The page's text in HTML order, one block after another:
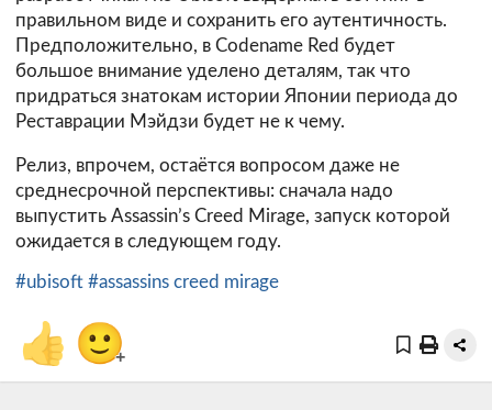
правильном виде и сохранить его аутентичность.
Предположительно, в Codename Red будет
большое внимание уделено деталям, так что
придраться знатокам истории Японии периода до
Реставрации Мэйдзи будет не к чему.
Релиз, впрочем, остаётся вопросом даже не
среднесрочной перспективы: сначала надо
выпустить Assassin’s Creed Mirage, запуск которой
ожидается в следующем году.
#ubisoft #assassins creed mirage
👍 🙂
+